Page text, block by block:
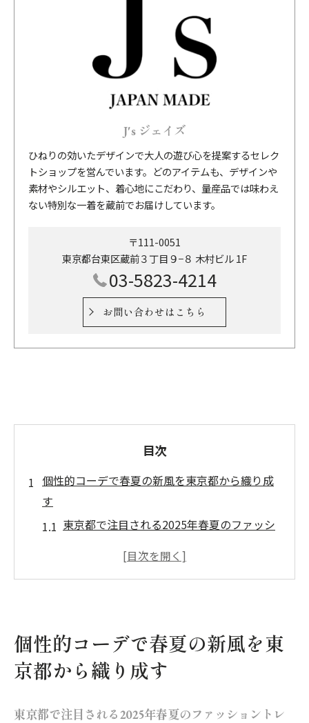
J's ジェイズ
ひねりの効いたデザインで大人の遊び心を提案するセレク
トショップを営んでいます。どのアイテムも、デザインや
素材やシルエット、着心地にこだわり、量産品では味わえ
ない特別な一着を蔵前でお届けしています。
〒111-0051
東京都台東区蔵前３丁目９−８ 木村ビル 1F
03-5823-4214
お問い合わせはこちら
目次
個性的コーデで春夏の新風を東京都から織り成
す
東京都で注目される2025年春夏のファッシ
個性的コーデの魅力を引き出すポイントと
春夏の個性派スタイルを楽しむためのヒン
ト
東京都の街で映えるワイドパンツ選び
個性的コーデで春夏の新風を東
京都から織り成す
東京都で注目される2025年春夏のファッショントレ